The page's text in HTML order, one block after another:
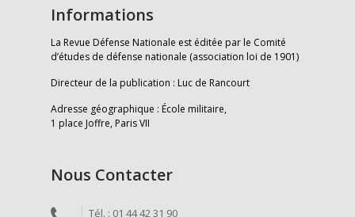
Informations
La Revue Défense Nationale est éditée par le Comité
d’études de défense nationale (association loi de 1901)
Directeur de la publication : Luc de Rancourt
Adresse géographique : École militaire,
1 place Joffre, Paris VII
Nous Contacter
Tél. : 01 44 42 31 90